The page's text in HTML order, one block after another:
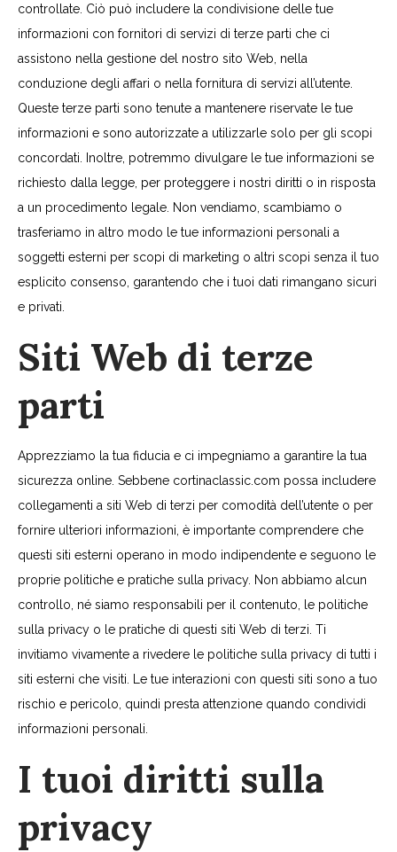
controllate. Ciò può includere la condivisione delle tue
informazioni con fornitori di servizi di terze parti che ci
assistono nella gestione del nostro sito Web, nella
conduzione degli affari o nella fornitura di servizi all’utente.
Queste terze parti sono tenute a mantenere riservate le tue
informazioni e sono autorizzate a utilizzarle solo per gli scopi
concordati. Inoltre, potremmo divulgare le tue informazioni se
richiesto dalla legge, per proteggere i nostri diritti o in risposta
a un procedimento legale. Non vendiamo, scambiamo o
trasferiamo in altro modo le tue informazioni personali a
soggetti esterni per scopi di marketing o altri scopi senza il tuo
esplicito consenso, garantendo che i tuoi dati rimangano sicuri
e privati.
Siti Web di terze
parti
Apprezziamo la tua fiducia e ci impegniamo a garantire la tua
sicurezza online. Sebbene cortinaclassic.com possa includere
collegamenti a siti Web di terzi per comodità dell’utente o per
fornire ulteriori informazioni, è importante comprendere che
questi siti esterni operano in modo indipendente e seguono le
proprie politiche e pratiche sulla privacy. Non abbiamo alcun
controllo, né siamo responsabili per il contenuto, le politiche
sulla privacy o le pratiche di questi siti Web di terzi. Ti
invitiamo vivamente a rivedere le politiche sulla privacy di tutti i
siti esterni che visiti. Le tue interazioni con questi siti sono a tuo
rischio e pericolo, quindi presta attenzione quando condividi
informazioni personali.
I tuoi diritti sulla
privacy